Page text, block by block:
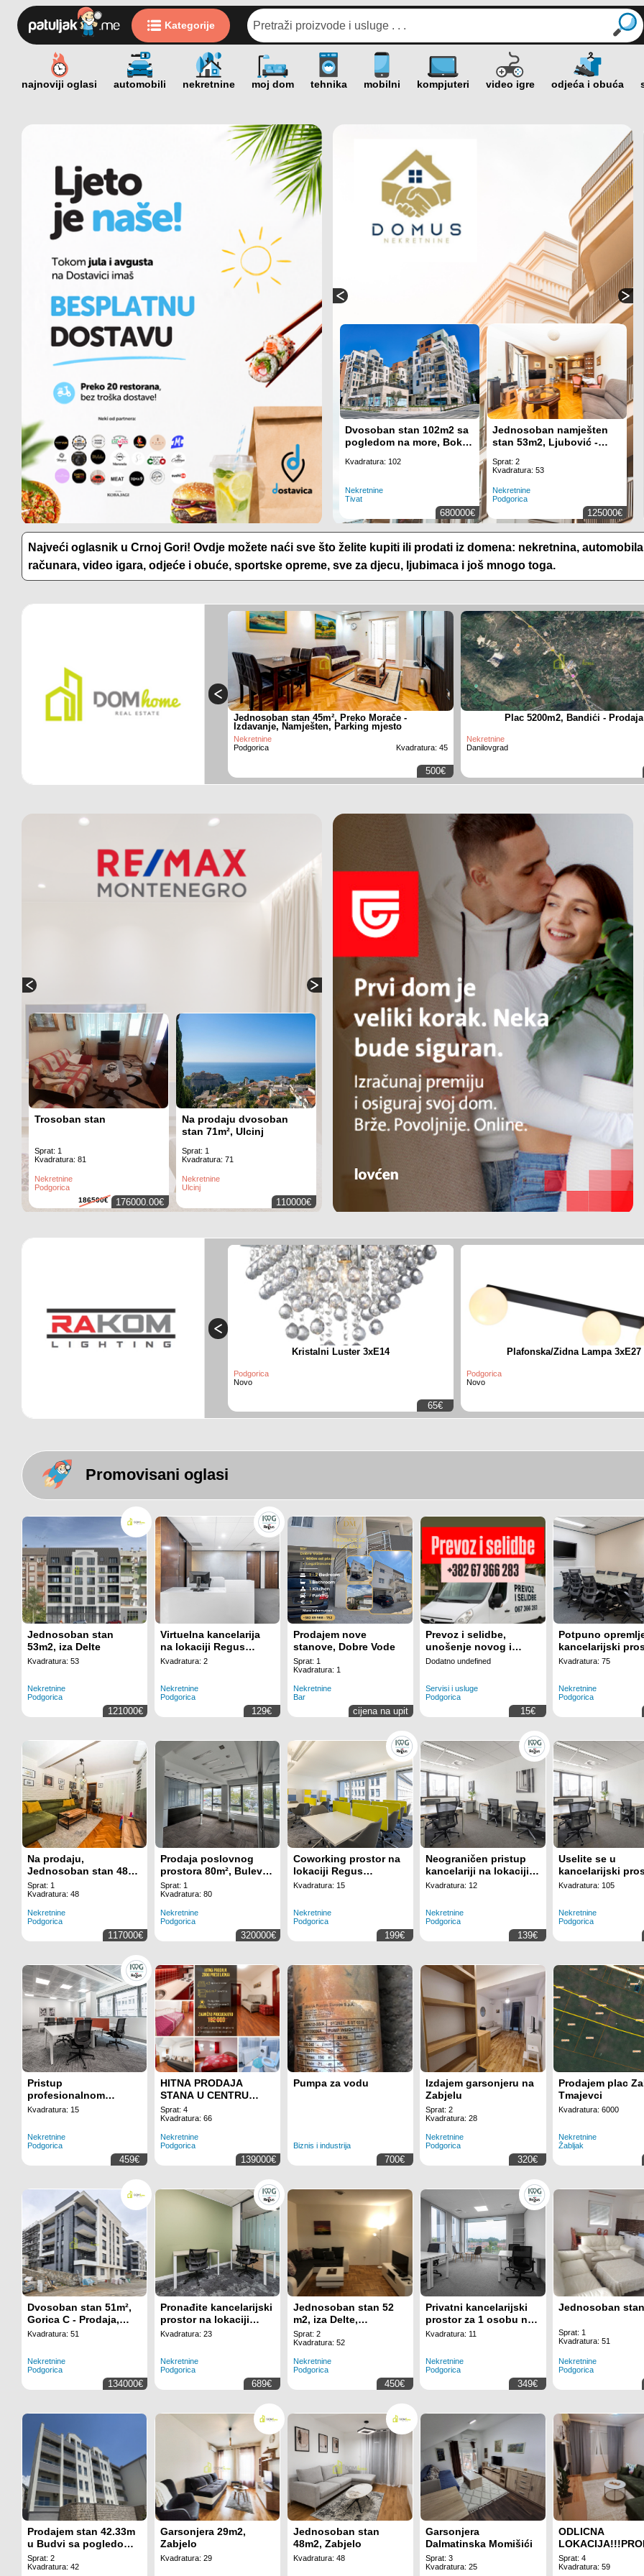
Kategorije
imanju 18.000m2, Baloči –
Podgorica
Kvadratura: 18000
Nekretnine
Podgorica
2500€
Porodična kuća 250m2 na
imanju 18.000m2, Baloči –
Podgorica
Kvadratura: 18000
Nekretnine
Podgorica
Dvosoban stan 102m2 sa
pogledom na more, Boka
Kvadratura: 102
Nekretnine
Tivat
680000€
Jednosoban namješten
stan 53m2, Ljubović -
Sprat: 2
Kvadratura: 53
Nekretnine
Podgorica
125000€
Visilica
Dodatno undefined
Moj dom
Podgorica
35€
Visilica
Dodatno undefined
stanje: Novo
Moj dom
Podgorica
35€
Najveći oglasnik u Crnoj Gori! Ovdje možete naći sve što želite kupiti ili prodati iz domena: nekretnina,
računara, video igara, odjeće i obuće, sportske opreme, sve za djecu, ljubimaca i još mnogo toga.
Jednosoban stan 45m², Preko Morače -
Izdavanje, Namješten, Parking mjesto
Nekretnine
Podgorica
Kvadratura: 45
500€
Plac 5200m2, Bandići - Prodaja
Nekretnine
Danilovgrad
Trosoban stan
Sprat: 1
Kvadratura: 81
Nekretnine
Podgorica
186500€ 176000.00€
Na prodaju dvosoban
stan 71m², Ulcinj
Sprat: 1
Kvadratura: 71
Nekretnine
Ulcinj
110000€
Jednosoban stan
Nekretnine
350€
Garsonjera na prodaju
Sprat: Prizemlje
Kvadratura: 29
Nekretnine
Podgorica
cijena na upit
Sprat:
Prelepa kamena vila sa
bazenom i sopstvenom
Nekretnine
1200000€
bazenom i sopstvenom
plažom na samoj obali
mora,Tivat.
Kvadratura: 120
Nekretnine
Tivat
Kristalni Luster 3xE14
Podgorica
Novo
65€
Plafonska/Zidna Lampa 3xE27
Podgorica
Novo
Promovisani oglasi
Jednosoban stan
53m2, iza Delte
Kvadratura: 53
Nekretnine
Podgorica
121000€
Virtuelna kancelarija
na lokaciji Regus
Business Tower
Kvadratura: 2
Nekretnine
Podgorica
129€
Prodajem nove
stanove, Dobre Vode
Sprat: 1
Kvadratura: 1
Nekretnine
Bar
cijena na upit
Prevoz i selidbe,
unošenje novog i
iznošenje starog
Dodatno undefined
Servisi i usluge
Podgorica
15€
Potpuno
kancelarijski
10 radnih mjesta
Business Tower
Montenegro
Kvadratura: 75
Nekretnine
Podgorica
Na prodaju,
Jednosoban stan 48
m², Stari Aerodrom,
Podgorica
Sprat: 1
Kvadratura: 48
Nekretnine
Podgorica
117000€
Prodaja poslovnog
prostora 80m², Bulevar
Džordža Vašingtona,
Podgorica
Sprat: 1
Kvadratura: 80
Nekretnine
Podgorica
320000€
Coworking prostor na
lokaciji Regus
Business Tower
Kvadratura: 15
Nekretnine
Podgorica
199€
Neograničen pristup
kancelariji na lokaciji
Regus Business Tower
Kvadratura: 12
Nekretnine
Podgorica
139€
Uselite se u
kancelarijski
spreman za
lokaciji Regus
Business Tower
Kvadratura: 105
Nekretnine
Podgorica
Pristup
profesionalnom
kancelarijskom
uključenim sadržajima
za 2 radnih mjesta na
Business Tower
Kvadratura: 15
Nekretnine
Podgorica
459€
HITNA PRODAJA
STANA U CENTRU
PODGORICE
Sprat: 4
Kvadratura: 66
Nekretnine
Podgorica
139000€
Pumpa za vodu
Biznis i industrija
700€
Izdajem garsonjeru na
Zabjelu
Sprat: 2
Kvadratura: 28
Nekretnine
Podgorica
320€
Prodajem plac
Tmajevci
Kvadratura: 6000
Nekretnine
Žabljak
Dvosoban stan 51m²,
Gorica C - Prodaja,
Nenamješten,
Kvadratura: 51
Nekretnine
Podgorica
134000€
Pronađite kancelarijski
prostor na lokaciji
Regus Business Tower
zaposlenih uz potpuno
uključenu uslugu
Kvadratura: 23
Nekretnine
Podgorica
689€
Jednosoban stan 52
m2, iza Delte,
Podgorica
Sprat: 2
Kvadratura: 52
Nekretnine
Podgorica
450€
Privatni kancelarijski
prostor za 1 osobu na
lokaciji Regus
Montenegro
Kvadratura: 11
Nekretnine
Podgorica
349€
Jednosoban stan
Sprat: 1
Kvadratura: 51
Nekretnine
Podgorica
Prodajem stan 42.33m
u Budvi sa pogledom
na more
Sprat: 2
Kvadratura: 42
Garsonjera 29m2,
Zabjelo
Kvadratura: 29
Jednosoban stan
48m2, Zabjelo
Kvadratura: 48
Garsonjera
Dalmatinska Momišići
Sprat: 3
Kvadratura: 25
ODLICNA
DVOSOBAN STAN
GINTASA
Sprat: 4
Kvadratura: 59